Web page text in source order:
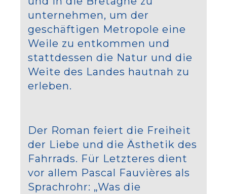
unternehmen, um der
geschäftigen Metropole eine
Weile zu entkommen und
stattdessen die Natur und die
Weite des Landes hautnah zu
erleben.
Der Roman feiert die Freiheit
der Liebe und die Ästhetik des
Fahrrads. Für Letzteres dient
vor allem Pascal Fauvières als
Sprachrohr: „Was die